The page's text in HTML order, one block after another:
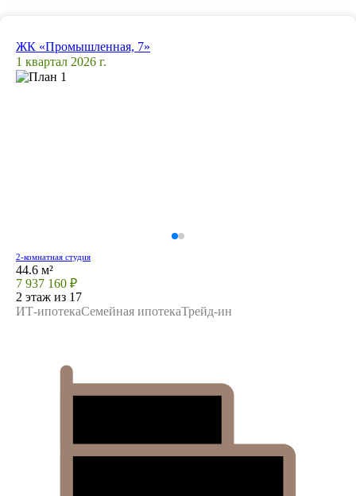
ЖК «Промышленная, 7»
1 квартал 2026 г.
2-комнатная студия
44.6 м²
7 937 160 ₽
2 этаж из 17
ИТ-ипотекаСемейная ипотекаТрейд-ин